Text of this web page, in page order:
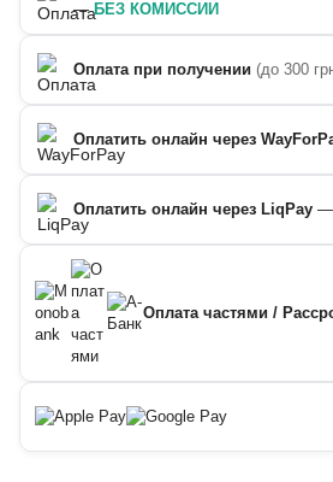
—БЕЗ КОМИССИИ
Оплата при получении (до 300
Оплатить онлайн через
Оплатить онлайн через LiqPay —
Оплата частями /